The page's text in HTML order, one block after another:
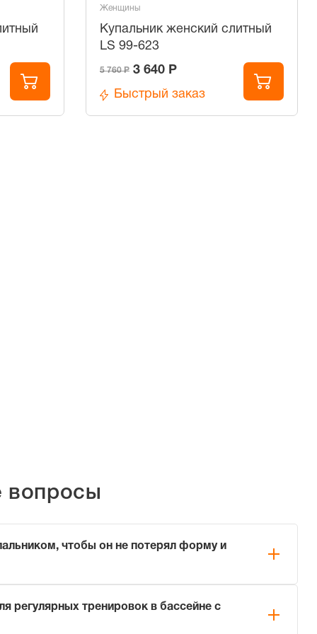
Женщины
Купальник женский слитный
LS 99-623
5 760 Р 3 640 Р
Быстрый заказ
вопросы
чтобы он не потерял форму и
регулярных тренировок в бассейне с